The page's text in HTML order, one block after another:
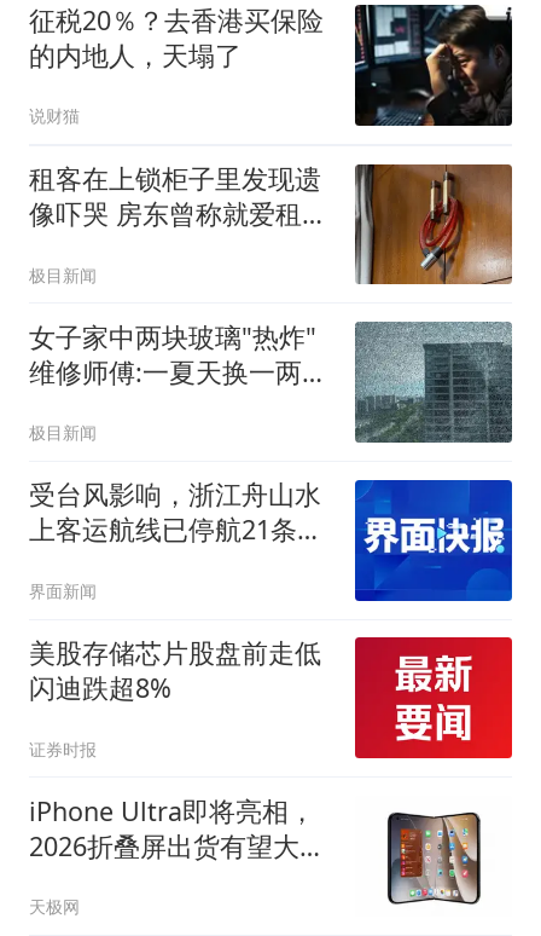
征税20％？去香港买保险
的内地人，天塌了
说财猫
租客在上锁柜子里发现遗
像吓哭 房东曾称就爱租给
极目新闻
女子家中两块玻璃"热炸"
维修师傅:一夏天换一两百
极目新闻
受台风影响，浙江舟山水
上客运航线已停航21条，
界面新闻
美股存储芯片股盘前走低
闪迪跌超8%
证券时报
iPhone Ultra即将亮相，
2026折叠屏出货有望大涨
天极网